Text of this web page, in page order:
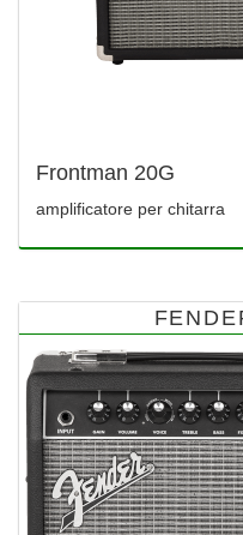
Frontman 20G
amplificatore per chitarra